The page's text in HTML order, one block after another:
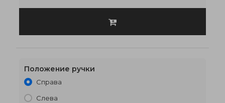
900 x 2100
Положение ручки
Справа
Слева